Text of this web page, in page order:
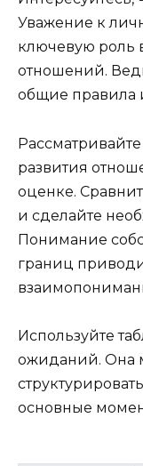
Уважение к
ключевую роль
отношений.
общие правила
развития
оценке.
и сделайте
Понимание
границ
Используйте
ожиданий. Она
основные